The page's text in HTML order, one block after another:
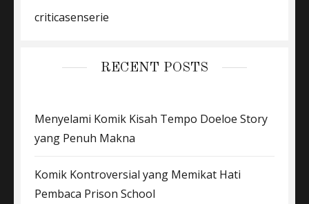
criticasenserie
RECENT POSTS
Menyelami Komik Kisah Tempo Doeloe Story
yang Penuh Makna
Komik Kontroversial yang Memikat Hati
Pembaca Prison School